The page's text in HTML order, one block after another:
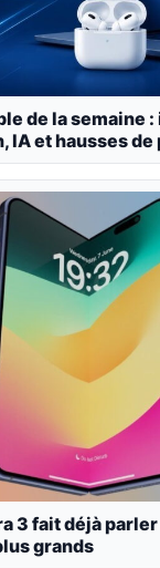
de la semaine
IA et hausses de
3 fait déjà
grands